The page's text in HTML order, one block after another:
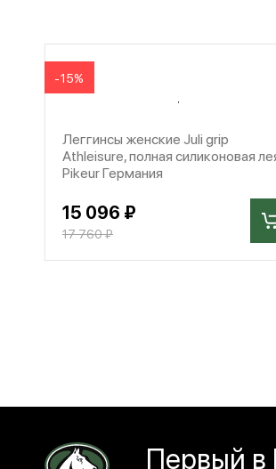
-15%
Леггинсы женские Juli grip
Athleisure, полная силиконовая
Pikeur Германия
15 096 ₽
17 760 ₽
Первый в